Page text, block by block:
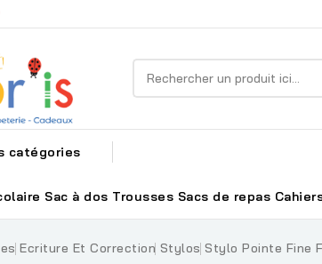
catégories
Sac à dos Trousses Sacs de repas
Ecriture Et Correction Stylos Stylo Pointe Fine